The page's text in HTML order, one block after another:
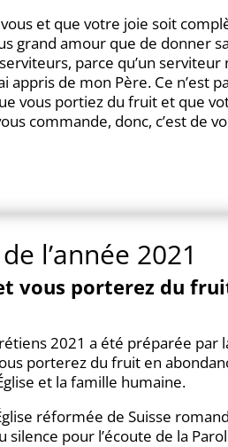
et que votre joie soit
grand amour que de donner
parce qu’un
de mon Père. Ce n’est
vous portiez du fruit et que
commande, donc, c’est de
l’année 2021
vous porterez du
2021 a été préparée
porterez du fruit en
et la famille humaine.
réformée de Suisse
silence pour l’écoute de la